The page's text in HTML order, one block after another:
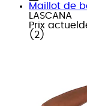
Maillot de
LASCANA
Prix actuel
( 2 )